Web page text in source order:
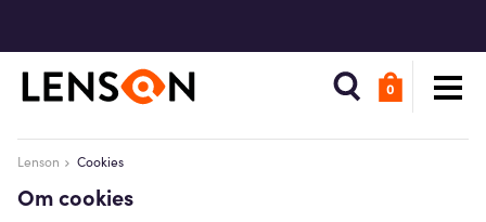
0
Lenson Cookies
Om cookies